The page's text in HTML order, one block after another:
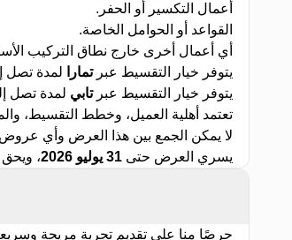
أعمال التكسير أو الحفر.
القواعد أو الحوامل الخاصة.
أي أعمال أخرى خارج نطاق التركيب
يتوفر خيار التقسيط عبرتمارا لمدة تصل
يتوفر خيار التقسيط عبرتابي لمدة تصل
تعتمد أهلية العميل، وخطط التقسيط،
لا يمكن الجمع بين هذا العرض وأي
يسري العرض حتى31 يوليو 2026 ،
حرصًا منا على تقديم تجربة مريحة